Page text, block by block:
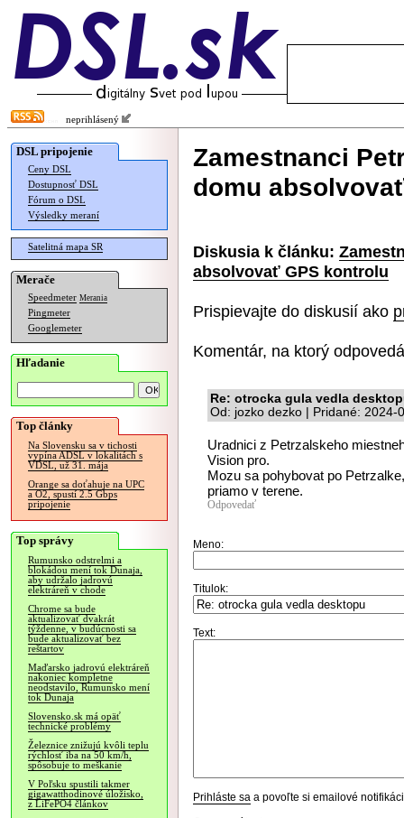
neprihlásený
DSL pripojenie
Ceny DSL
Dostupnosť DSL
Fórum o DSL
Výsledky meraní
Satelitná mapa SR
Merače
Speedmeter Merania
Pingmeter
Googlemeter
Hľadanie
Top články
Na Slovensku sa v tichosti
vypína ADSL v lokalitách s
VDSL, už 31. mája
Orange sa doťahuje na UPC
a O2, spustí 2.5 Gbps
pripojenie
Top správy
Rumunsko odstrelmi a
blokádou mení tok Dunaja,
aby udržalo jadrovú
elektráreň v chode
Chrome sa bude
aktualizovať dvakrát
týždenne, v budúcnosti sa
bude aktualizovať bez
reštartov
Maďarsko jadrovú elektráreň
nakoniec kompletne
neodstavilo, Rumunsko mení
tok Dunaja
Slovensko.sk má opäť
technické problémy
Železnice znižujú kvôli teplu
rýchlosť iba na 50 km/h,
spôsobuje to meškanie
V Poľsku spustili takmer
gigawatthodinové úložisko,
z LiFePO4 článkov
Zamestnanci
domu
Diskusia k článku:
absolvovať GPS kontrolu
Prispievajte do diskusií ako
Komentár, na ktorý
Re: otrocka gula vedla
Od: jozko dezko | Pridané: 2024-
Uradnici z Petrzalskeho
Vision pro.
Mozu sa pohybovat po
priamo v terene.
Odpovedať
Meno:
Titulok:
Text:
Prihláste sa a povoľte si emailové